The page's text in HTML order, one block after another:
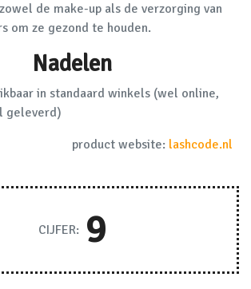
de make-up als de verzorging van
om ze gezond te houden.
Nadelen
in standaard winkels (wel online,
geleverd)
product website: lashcode.nl
CIJFER: 9